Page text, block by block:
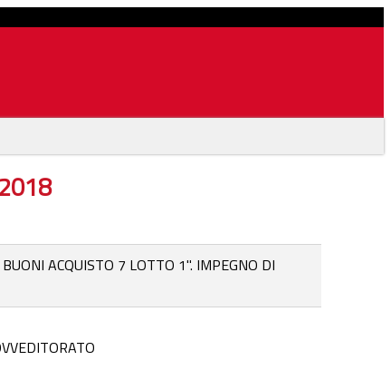
ACQUISTO 7 LOTTO 1". IMPEGNO DI